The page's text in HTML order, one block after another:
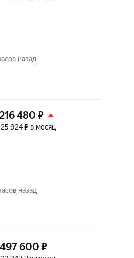
назад
480 ₽
924 ₽ в месяц
назад
600 ₽